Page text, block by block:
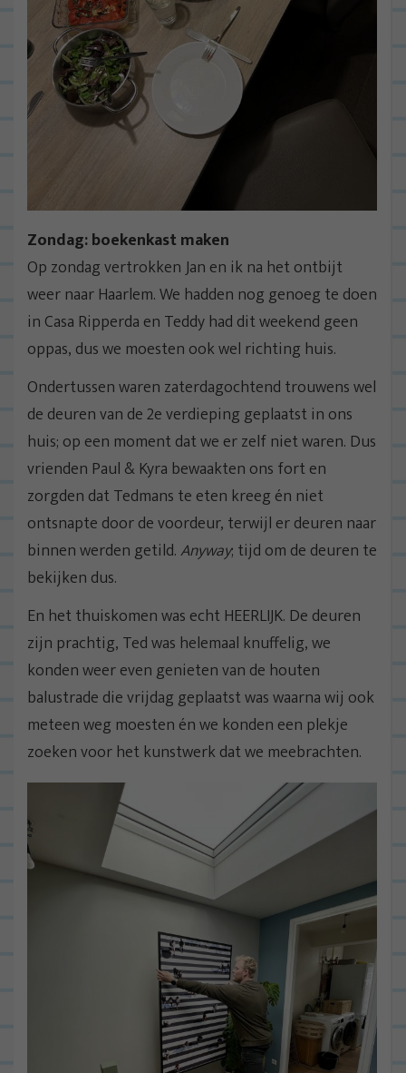
Zondag: boekenkast maken
Op zondag vertrokken Jan en ik na het ontbijt
weer naar Haarlem. We hadden nog genoeg te doen
in Casa Ripperda en Teddy had dit weekend geen
oppas, dus we moesten ook wel richting huis.
Ondertussen waren zaterdagochtend trouwens wel
de deuren van de 2e verdieping geplaatst in ons
huis; op een moment dat we er zelf niet waren. Dus
vrienden Paul & Kyra bewaakten ons fort en
zorgden dat Tedmans te eten kreeg én niet
ontsnapte door de voordeur, terwijl er deuren naar
binnen werden getild.Anyway; tijd om de deuren te
bekijken dus.
En het thuiskomen was echt HEERLIJK. De deuren
zijn prachtig, Ted was helemaal knuffelig, we
konden weer even genieten van de houten
balustrade die vrijdag geplaatst was waarna wij ook
meteen weg moesten én we konden een plekje
zoeken voor het kunstwerk dat we meebrachten.